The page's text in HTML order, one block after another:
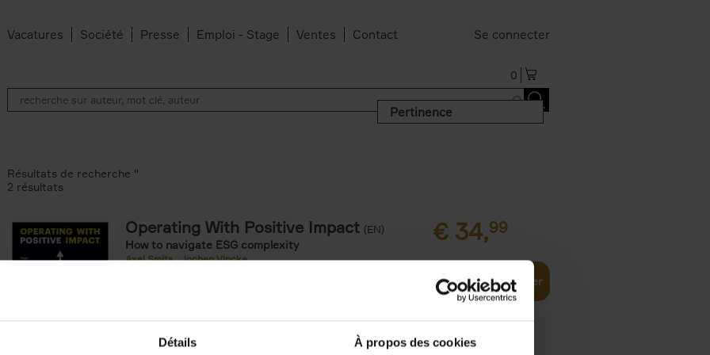
Détails À propos des cookies
Vacatures Société Presse Emploi - Stage Ventes Contact Se connecter
0
Pertinence
den Bussche filter
Résultats de recherche ''
2 résultats
Operating With Positive Impact (EN)
How to navigate ESG complexity
Axel Smits
Jochen Vincke
€ 34,99
Ajouter au panier